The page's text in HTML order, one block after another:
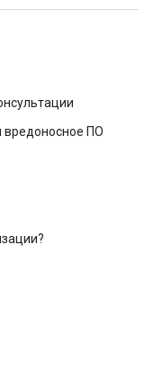
вредоносное ПО